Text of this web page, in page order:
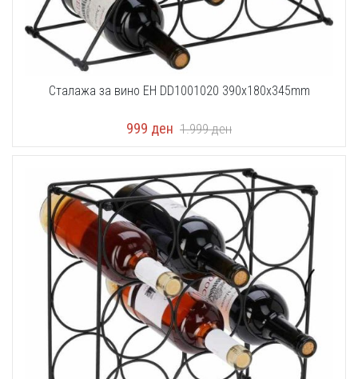
Сталажа за вино EH DD1001020 390x180x345mm
999 ден 1.999ден